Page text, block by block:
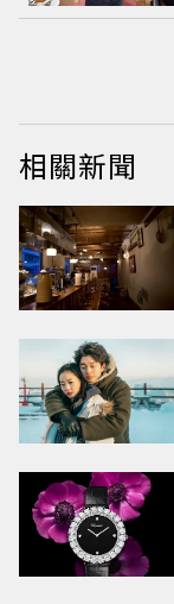
相關新聞